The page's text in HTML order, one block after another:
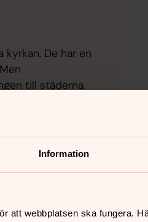
Information
att webbplatsen ska fungera.
kyrkan. De har en
till städerna.
moderna och
kyrkorna för
som passar